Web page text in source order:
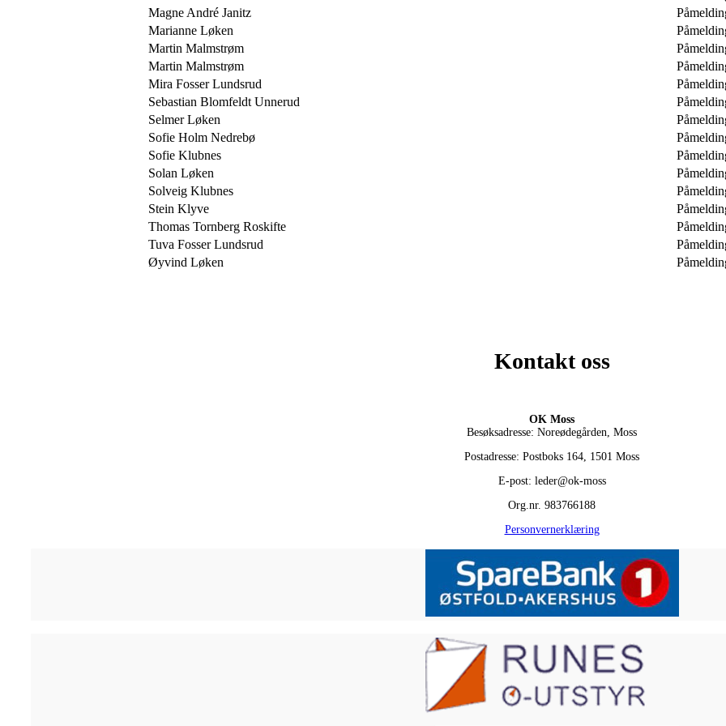
Magne André Janitz
Marianne Løken
Martin Malmstrøm
Martin Malmstrøm
Mira Fosser Lundsrud
Sebastian Blomfeldt Unnerud
Selmer Løken
Sofie Holm Nedrebø
Sofie Klubnes
Solan Løken
Solveig Klubnes
Stein Klyve
Thomas Tornberg Roskifte
Tuva Fosser Lundsrud
Øyvind Løken
Kontakt oss
OK Moss
Besøksadresse: Noreødegården, Moss
Postadresse: Postboks 164, 1501 Moss
E-post: leder@ok-moss
Org.nr. 983766188
Personvernerklæring